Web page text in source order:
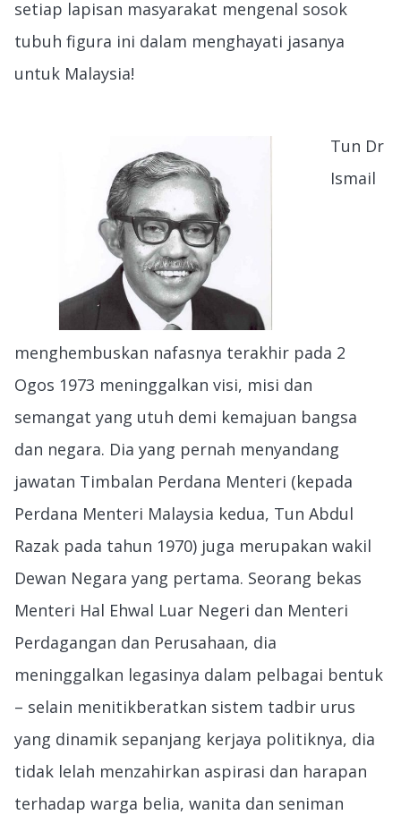
setiap lapisan masyarakat mengenal sosok
tubuh figura ini dalam menghayati jasanya
untuk Malaysia!
Tun Dr
Ismail
menghembuskan nafasnya terakhir pada 2
Ogos 1973 meninggalkan visi, misi dan
semangat yang utuh demi kemajuan bangsa
dan negara. Dia yang pernah menyandang
jawatan Timbalan Perdana Menteri (kepada
Perdana Menteri Malaysia kedua, Tun Abdul
Razak pada tahun 1970) juga merupakan wakil
Dewan Negara yang pertama. Seorang bekas
Menteri Hal Ehwal Luar Negeri dan Menteri
Perdagangan dan Perusahaan, dia
meninggalkan legasinya dalam pelbagai bentuk
– selain menitikberatkan sistem tadbir urus
yang dinamik sepanjang kerjaya politiknya, dia
tidak lelah menzahirkan aspirasi dan harapan
terhadap warga belia, wanita dan seniman